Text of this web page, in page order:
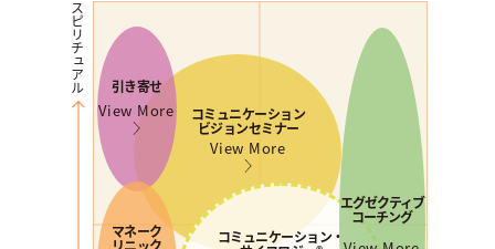
コミュニケーション
ビジョンセミナー
View More
コミュニケーション・
引き寄せ
View More
マネーク
エグゼクティブ
コーチング
スピリチュアル